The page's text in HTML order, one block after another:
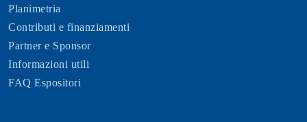
Planimetria
Contributi e finanziamenti
Partner e Sponsor
Informazioni utili
FAQ Espositori